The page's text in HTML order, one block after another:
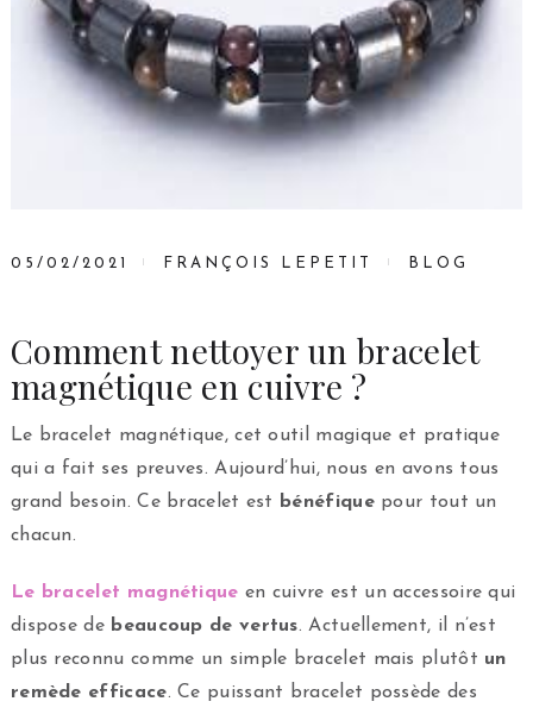
05/02/2021 FRANÇOIS LEPETIT BLOG
Comment nettoyer un bracelet
magnétique en cuivre ?
Le bracelet magnétique, cet outil magique et pratique
qui a fait ses preuves. Aujourd’hui, nous en avons tous
grand besoin. Ce bracelet est
bénéfiquepour tout un
chacun.
Le bracelet magnétique en cuivre est un accessoire qui
dispose de beaucoup de vertus. Actuellement, il n’est
plus reconnu comme un simple bracelet mais plutôt un
remède efficace. Ce puissant bracelet possède des